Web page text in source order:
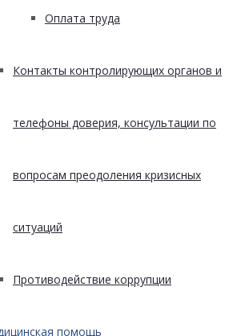
Оплата труда
Контакты контролирующих органов и
телефоны доверия, консультации по
вопросам преодоления кризисных
ситуаций
Противодействие коррупции
помощь